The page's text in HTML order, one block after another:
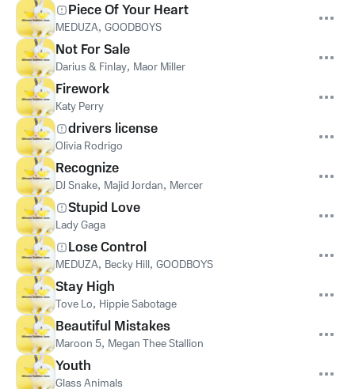
Piece Of Your Heart
MEDUZA, GOODBOYS
Not For Sale
Darius & Finlay, Maor Miller
Firework
Katy Perry
drivers license
Olivia Rodrigo
Recognize
DJ Snake, Majid Jordan, Mercer
Stupid Love
Lady Gaga
Lose Control
MEDUZA, Becky Hill, GOODBOYS
Stay High
Tove Lo, Hippie Sabotage
Beautiful Mistakes
Maroon 5, Megan Thee Stallion
Youth
Glass Animals